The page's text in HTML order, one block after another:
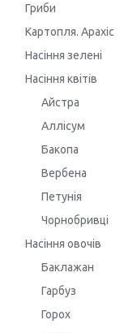
Гриби
Картопля. Арахіс
Насіння зелені
Насіння квітів
Айстра
Аллісум
Бакопа
Вербена
Петунія
Чорнобривці
Насіння овочів
Баклажан
Гарбуз
Горох